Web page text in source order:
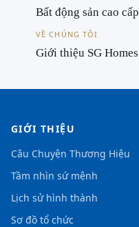
Bất động sản cao cấp
VỀ CHÚNG TÔI
Giới thiệu SG Homes
GIỚI THIỆU
Câu Chuyện Thương Hiệu
Tầm nhìn sứ mệnh
Lịch sử hình thành
Sơ đồ tổ chức